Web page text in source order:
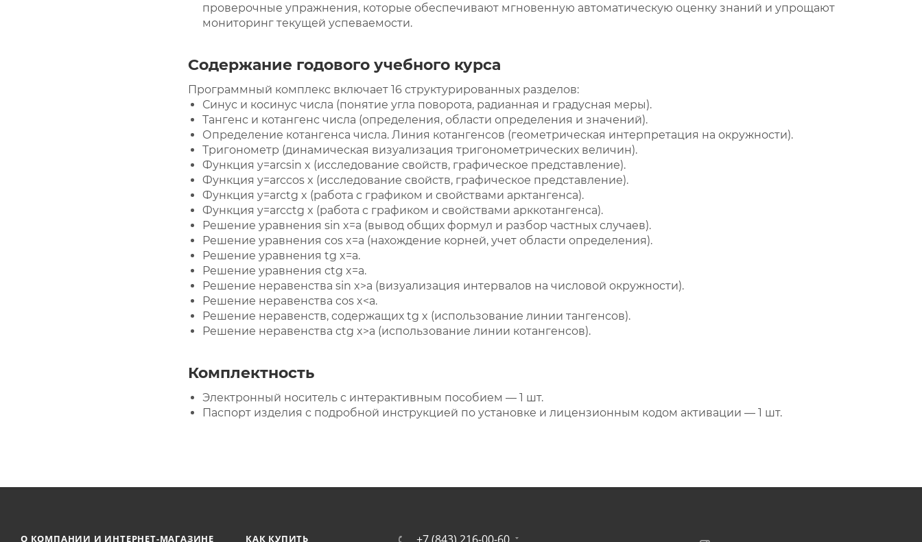
проверочные упражнения, которые обеспечивают мгновенную автоматическую оценку знаний и упрощают
мониторинг текущей успеваемости.
Содержание годового учебного курса
Программный комплекс включает 16 структурированных разделов:
Синус и косинус числа (понятие угла поворота, радианная и градусная меры).
Тангенс и котангенс числа (определения, области определения и значений).
Определение котангенса числа. Линия котангенсов (геометрическая интерпретация на окружности).
Тригонометр (динамическая визуализация тригонометрических величин).
Функция y=arcsin x (исследование свойств, графическое представление).
Функция y=arccos x (исследование свойств, графическое представление).
Функция y=arctg x (работа с графиком и свойствами арктангенса).
Функция y=arcctg x (работа с графиком и свойствами арккотангенса).
Решение уравнения sin x=a (вывод общих формул и разбор частных случаев).
Решение уравнения cos x=a (нахождение корней, учет области определения).
Решение уравнения tg x=a.
Решение уравнения ctg x=a.
Решение неравенства sin x>a (визуализация интервалов на числовой окружности).
Решение неравенства cos x<a.
Решение неравенств, содержащих tg x (использование линии тангенсов).
Решение неравенства ctg x>a (использование линии котангенсов).
Комплектность
Электронный носитель с интерактивным пособием — 1 шт.
Паспорт изделия с подробной инструкцией по установке и лицензионным кодом активации — 1 шт.
О КОМПАНИИ И ИНТЕРНЕТ-МАГАЗИНЕ КАК КУПИТЬ